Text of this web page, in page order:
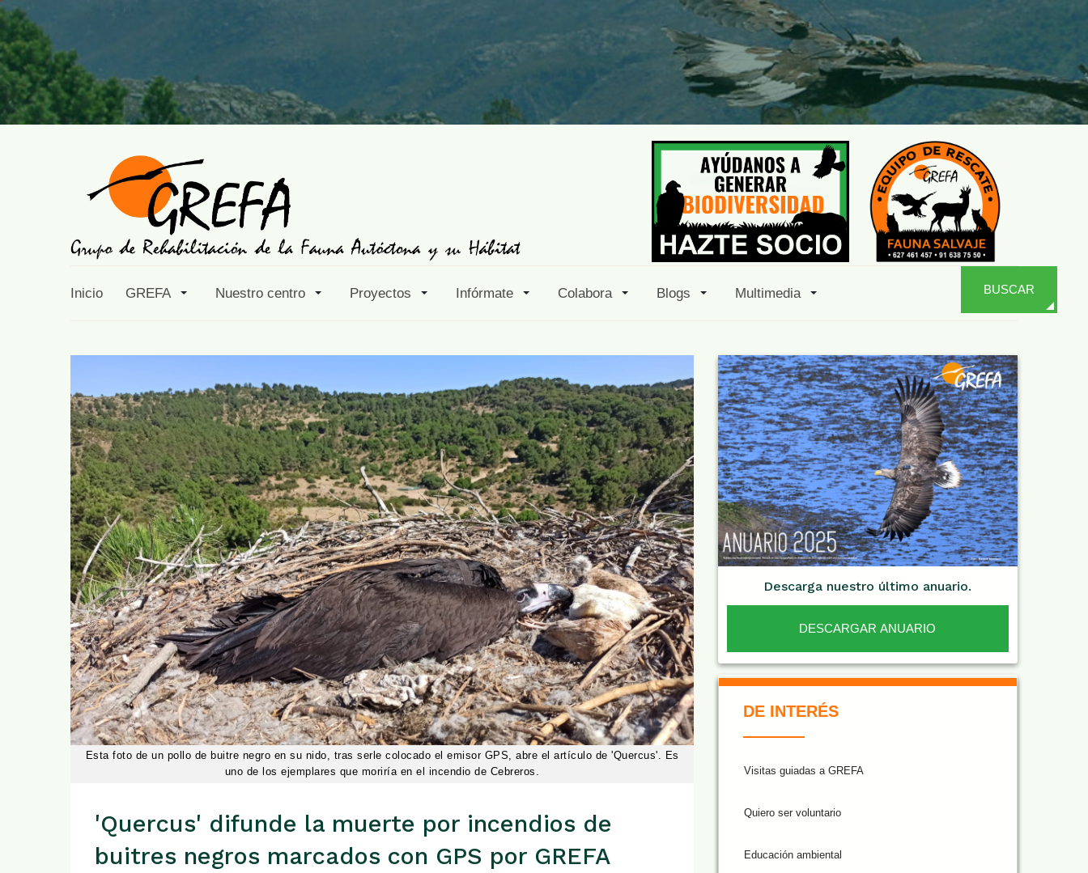
Inicio GREFA Nuestro centro Proyectos Infórmate Colabora Blogs Multimedia BUSCAR
Esta foto de un pollo de buitre negro en su nido, tras serle colocado el emisor GPS, abre el artículo de 'Quercus'. Es
uno de los ejemplares que moriría en el incendio de Cebreros.
'Quercus' difunde la muerte por incendios de
buitres negros marcados con GPS por GREFA
Descarga nuestro último anuario.
DESCARGAR ANUARIO
DE INTERÉS
Visitas guiadas a GREFA
Quiero ser voluntario
Educación ambiental